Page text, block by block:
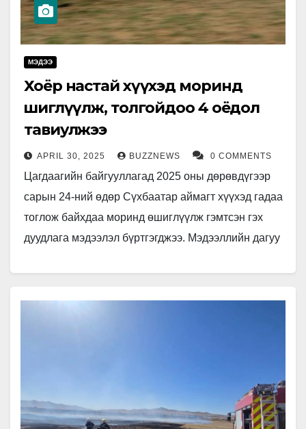
МЭДЭЭ
Хоёр настай хүүхэд моринд
өшиглүүлж, толгойдоо 4 оёдол
тавиулжээ
APRIL 30, 2025 BUZZNEWS 0 COMMENTS
Цагдаагийн байгууллагад 2025 оны дөрөвдүгээр
сарын 24-ний өдөр Сүхбаатар аймагт хүүхэд гадаа
тоглож байхдаа моринд өшиглүүлж гэмтсэн гэх
дуудлага мэдээлэл бүртгэгджээ. Мэдээллийн дагуу